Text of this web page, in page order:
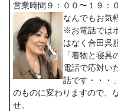
営業時間９：００〜１９：
なんでもお気
※お電話では
はなく合田呉
「着物と寝具
電話で応対い
話です・・・
のものに変わりますので、
せ。